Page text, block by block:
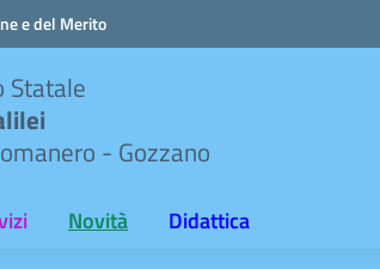
e del Merito
Statale
- Gozzano
Novità Didattica